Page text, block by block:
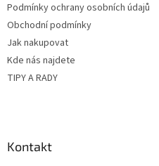
Podmínky ochrany osobních údajů
Obchodní podmínky
Jak nakupovat
Kde nás najdete
TIPY A RADY
Kontakt